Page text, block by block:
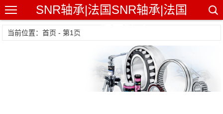
SNR轴承|法国SNR轴承|法国
SNR精密轴承
当前位置：首页 - 第1页